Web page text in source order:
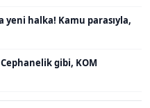
yeni halka! Kamu parasıyla,
gibi, KOM